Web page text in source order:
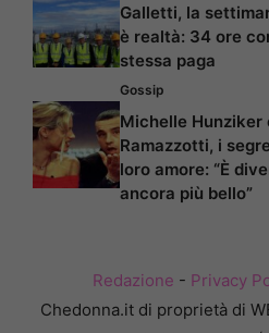
Galletti, la
è realtà: 34 ore
stessa paga
Gossip
Michelle Hunziker
Ramazzotti, i
loro amore: “È
ancora più bello”
Redazione - Privacy
Chedonna.it di proprietà di